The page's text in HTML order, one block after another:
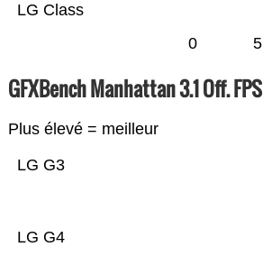
LG Class
0 5
GFXBench Manhattan 3.1 Off. FPS
Plus élevé = meilleur
LG G4
LG G3